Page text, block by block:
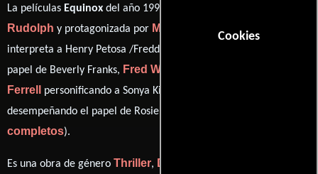
Cookies
La películas Equinox del año 1992, está dirigida por
Rudolph y protagonizada por Matthew Modine quien
interpreta a Henry Petosa /Freddy Ace,
papel de Beverly Franks, Fred Ward
Ferrell
personificando a Sonya Kirk y
desempeñando el papel de Rosie Rivers (
completos).
Es una obra de género Thriller, Drama